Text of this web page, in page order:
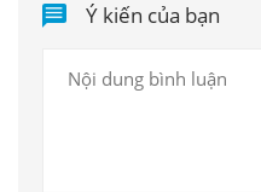
Ý kiến của bạn